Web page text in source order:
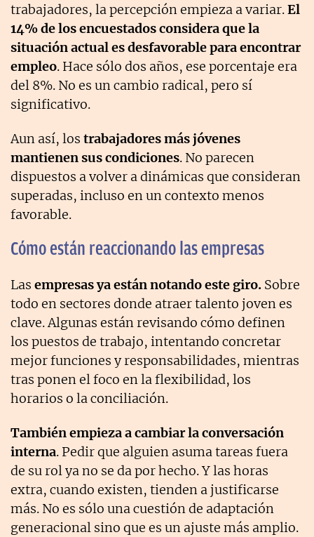
trabajadores, la percepción empieza a variar.El
14% de los encuestados considera que la
situación actual es desfavorable para encontrar
empleo. Hace sólo dos años, ese porcentaje era
del 8%. No es un cambio radical, pero sí
significativo.
Aun así, los trabajadores más jóvenes
mantienen sus condiciones. No parecen
dispuestos a volver a dinámicas que consideran
superadas, incluso en un contexto menos
favorable.
Cómo están reaccionando las empresas
Las empresas ya están notando este giro. Sobre
todo en sectores donde atraer talento joven es
clave. Algunas están revisando cómo definen
los puestos de trabajo, intentando concretar
mejor funciones y responsabilidades, mientras
tras ponen el foco en la flexibilidad, los
horarios o la conciliación.
También empieza a cambiar la conversación
interna. Pedir que alguien asuma tareas fuera
de su rol ya no se da por hecho. Y las horas
extra, cuando existen, tienden a justificarse
más. No es sólo una cuestión de adaptación
generacional sino que es un ajuste más amplio.